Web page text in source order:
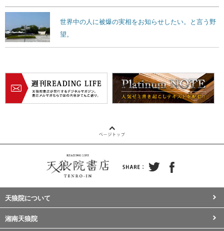
世界中の人に被爆の実相をお知らせしたい。と言う野
望。
天狼院について
湘南天狼院